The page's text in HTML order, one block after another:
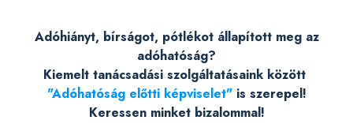
Adóhiányt, bírságot, pótlékot állapított meg az
adóhatóság?
Kiemelt tanácsadási szolgáltatásaink között
"Adóhatóság előtti képviselet"is szerepel!
Keressen minket bizalommal!